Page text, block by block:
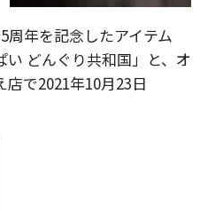
周年を記念したアイテム
どんぐり共和国」と、オ
で2021年10月23日